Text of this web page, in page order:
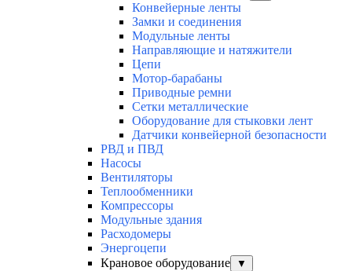
Конвейерные ленты
Замки и соединения
Модульные ленты
Направляющие и натяжители
Цепи
Мотор-барабаны
Приводные ремни
Сетки металлические
Оборудование для стыковки лент
Датчики конвейерной безопасности
РВД и ПВД
Насосы
Вентиляторы
Теплообменники
Компрессоры
Модульные здания
Расходомеры
Энергоцепи
Крановое оборудование
▼